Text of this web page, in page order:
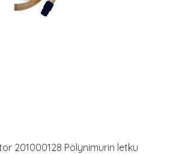
201000128 Pölynimurin letku